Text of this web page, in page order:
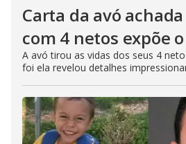
Carta da avó
com 4 netos expõe
A avó tirou as vidas dos seus 4
foi ela revelou detalhes